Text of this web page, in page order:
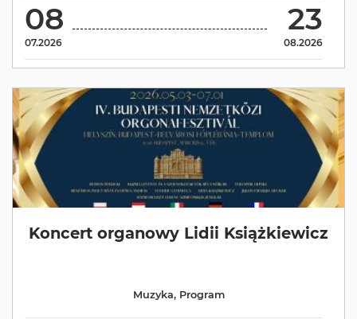
08
07.2026
23
08.2026
Koncert organowy Lidii Książkiewicz
Muzyka, Program